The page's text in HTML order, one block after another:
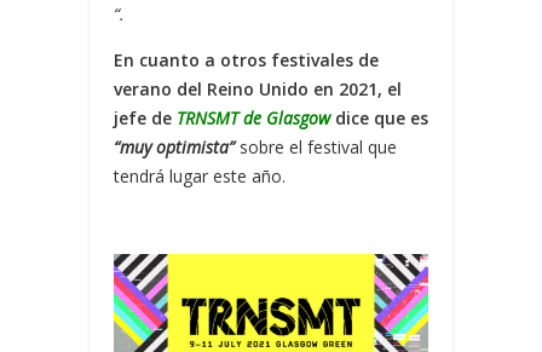
“.
En cuanto a otros festivales de
verano del Reino Unido en 2021, el
jefe de TRNSMT de Glasgowdice que es
“muy optimista”sobre el festival que
tendrá lugar este año.